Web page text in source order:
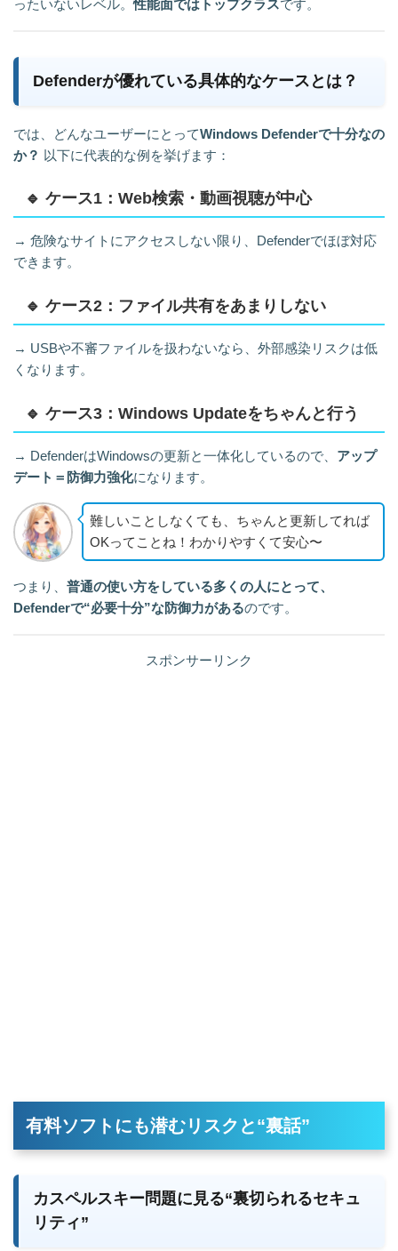
ったいないレベル。性能面ではトップクラスです。
Defenderが優れている具体的なケースとは？
では、どんなユーザーにとってWindows Defenderで十分なの
か？ 以下に代表的な例を挙げます：
🔹 ケース1：Web検索・動画視聴が中心
→ 危険なサイトにアクセスしない限り、Defenderでほぼ対応
できます。
🔹 ケース2：ファイル共有をあまりしない
→ USBや不審ファイルを扱わないなら、外部感染リスクは低
くなります。
🔹 ケース3：Windows Updateをちゃんと行う
→ DefenderはWindowsの更新と一体化しているので、 アップ
デート＝防御力強化になります。
難しいことしなくても、ちゃんと更新してれば
OKってことね！わかりやすくて安心〜
つまり、 普通の使い方をしている多くの人にとって、
Defenderで“必要十分”な防御力があるのです。
スポンサーリンク
有料ソフトにも潜むリスクと“裏話”
カスペルスキー問題に見る“裏切られるセキュ
リティ”